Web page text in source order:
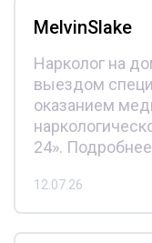
MelvinSlake
Нарколог на
выездом
оказанием
24».
12.07.26